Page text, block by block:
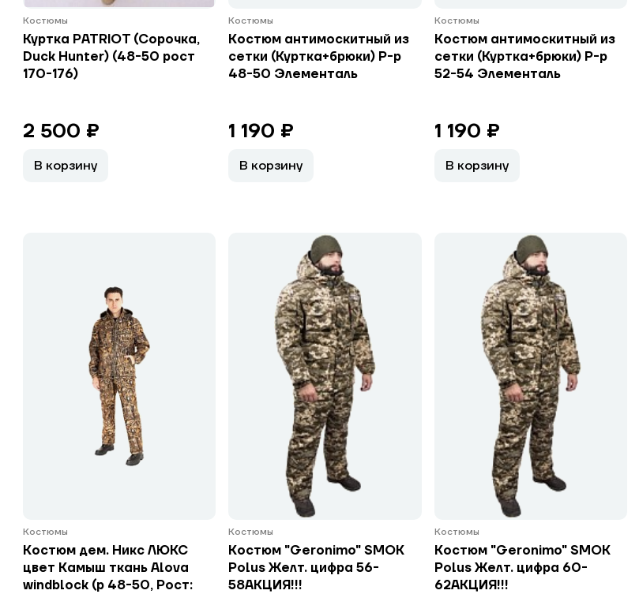
Костюмы
Куртка PATRIOT (Сорочка,
Duck Hunter) (48-50 рост
170-176)
2 500 ₽
В корзину
Костюмы
Костюм антимоскитный из
сетки (Куртка+брюки) Р-р
48-50 Элементаль
1 190 ₽
В корзину
Костюмы
Костюм антимоскитный из
сетки (Куртка+брюки) Р-р
52-54 Элементаль
1 190 ₽
В корзину
Костюмы
Костюм дем. Никс ЛЮКС
цвет Камыш ткань Alova
windblock (р 48-50, Рост:
Костюмы
Костюм "Geronimo" SMOK
Polus Желт. цифра 56-
58АКЦИЯ!!!
Костюмы
Костюм "Geronimo" SMOK
Polus Желт. цифра 60-
62АКЦИЯ!!!